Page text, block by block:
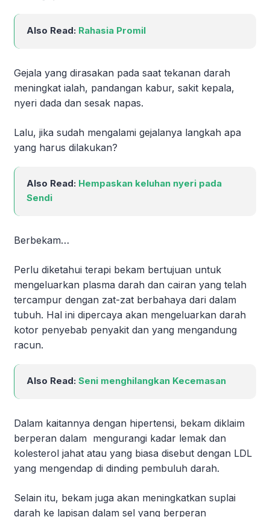
Also Read: Rahasia Promil
Gejala yang dirasakan pada saat tekanan darah
meningkat ialah, pandangan kabur, sakit kepala,
nyeri dada dan sesak napas.
Lalu, jika sudah mengalami gejalanya langkah apa
yang harus dilakukan?
Also Read: Hempaskan keluhan nyeri pada
Sendi
Berbekam…
Perlu diketahui terapi bekam bertujuan untuk
mengeluarkan plasma darah dan cairan yang telah
tercampur dengan zat-zat berbahaya dari dalam
tubuh. Hal ini dipercaya akan mengeluarkan darah
kotor penyebab penyakit dan yang mengandung
racun.
Also Read: Seni menghilangkan Kecemasan
Dalam kaitannya dengan hipertensi, bekam diklaim
berperan dalam mengurangi kadar lemak dan
kolesterol jahat atau yang biasa disebut dengan LDL
yang mengendap di dinding pembuluh darah.
Selain itu, bekam juga akan meningkatkan suplai
darah ke lapisan dalam sel yang berperan